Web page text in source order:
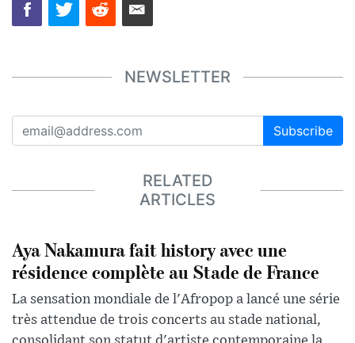
NEWSLETTER
Subscribe
RELATED
ARTICLES
Aya Nakamura fait history avec une
résidence complète au Stade de France
La sensation mondiale de l'Afropop a lancé une série
très attendue de trois concerts au stade national,